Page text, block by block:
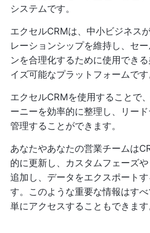
システムです。
エクセルCRMは、中小ビジネス
レーションシップを維持し、セ
ンを合理化するために使用でき
イズ可能なプラットフォームです
エクセルCRMを使用することで
ーニーを効率的に整理し、リー
管理することができます。
あなたやあなたの営業チームは
的に更新し、カスタムフェーズ
追加し、データをエクスポート
す。このような重要な情報はす
単にアクセスすることもできます